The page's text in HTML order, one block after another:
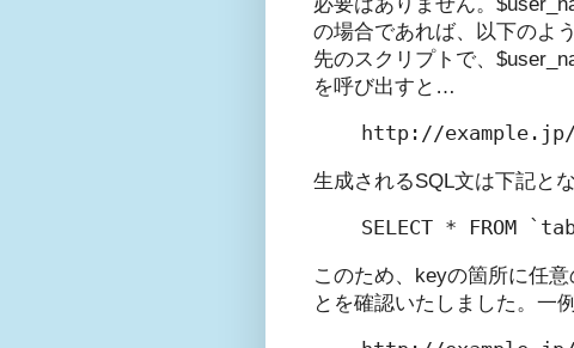
の場合であれば、以下のよ
先のスクリプトで、
を呼び出すと…
生成されるSQL文は下記とな
このため、keyの箇所に任
とを確認いたしました。一